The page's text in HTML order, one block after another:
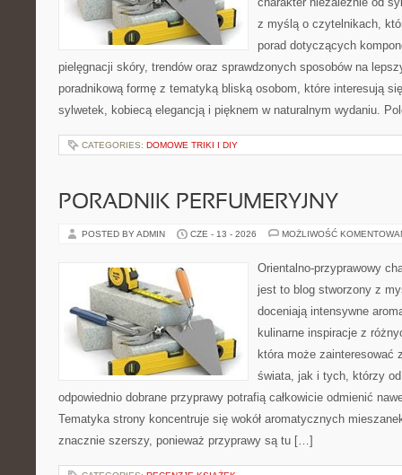
z myślą o czytelnikach,
porad dotyczących
pielęgnacji skóry, trendów oraz sprawdzonych sposobów na
poradnikową formę z tematyką bliską osobom, które interesują
sylwetek, kobiecą elegancją i pięknem w naturalnym wydaniu.
CATEGORIES: DOMOWE TRIKI I DIY
PORADNIK PERFUMERYJNY
POSTED BY ADMIN CZE - 13 - 2026 MOŻLIWOŚĆ
Orientalno-przyprawowy
jest to blog stworzony z
doceniają intensywne
kulinarne inspiracje z
która może zainteresować
świata, jak i tych, którzy
odpowiednio dobrane przyprawy potrafią całkowicie odmienić
Tematyka strony koncentruje się wokół aromatycznych
znacznie szerszy, ponieważ przyprawy są tu […]